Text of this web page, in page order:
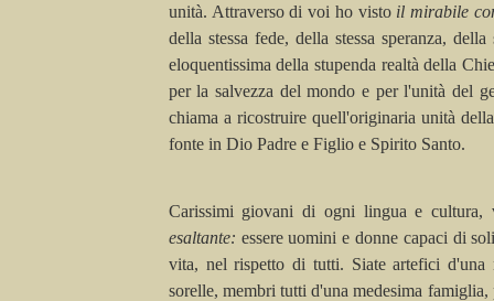
unità. Attraverso di voi ho visto il mirabile
della stessa fede, della stessa speranza, della
eloquentissima della stupenda realtà della
per la salvezza del mondo e per l'unità del
chiama a ricostruirequell'originaria unità
fonte in Dio Padre e Figlio e Spirito Santo.
Carissimi giovani di ogni lingua e cultura,
esaltante: essere uomini e donne capaci di
vita, nel rispetto di tutti. Siate artefici d'una
sorelle, membri tutti d'una medesima